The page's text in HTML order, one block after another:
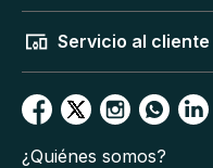
Servicio al cliente
¿Quiénes somos?